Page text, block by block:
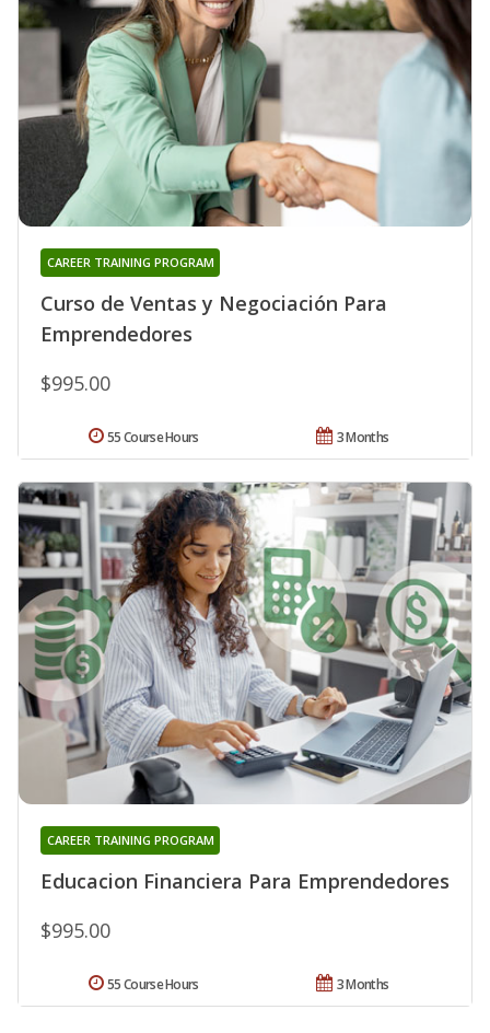
Curso de Ventas y Negociación Para
Emprendedores
CAREER TRAINING PROGRAM
$995.00
3 Months
55 Course Hours
Educacion Financiera Para Emprendedores
CAREER TRAINING PROGRAM
$995.00
3 Months
55 Course Hours